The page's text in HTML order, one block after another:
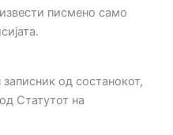
писмено само
од состанокот,
Статутот на